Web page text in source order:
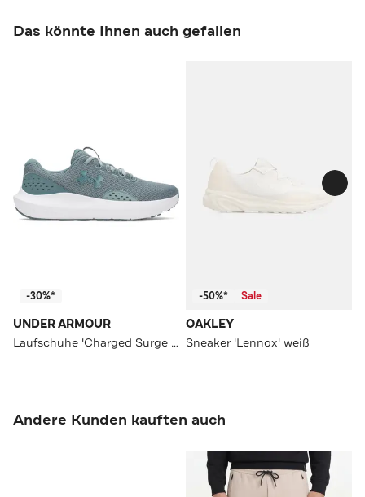
Das könnte Ihnen auch gefallen
-30%*
UNDER ARMOUR
Laufschuhe 'Charged Surge 4' petrol
-50%* Sale
OAKLEY
Sneaker 'Lennox' weiß
Andere Kunden kauften auch